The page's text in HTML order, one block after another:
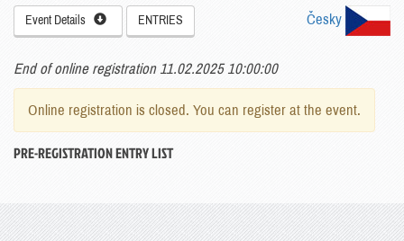
Event Details ENTRIES Česky
End of online registration 11.02.2025 10:00:00
Online registration is closed. You can register at the event.
PRE-REGISTRATION ENTRY LIST